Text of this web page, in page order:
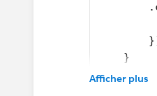
    }
The query
Afficher plus